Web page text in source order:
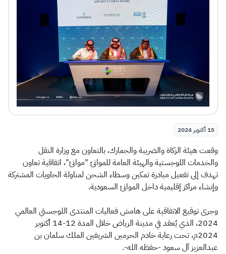
15 أكتوبر 2024
​وقعت هيئة الزكاة والضريبة والجمارك، بالتعاون مع وزارة النقل
والخدمات اللوجستية والهيئة العامة للموانئ "موانئ"، اتفاقية تعاون
تهدف إلى تفعيل مبادرة تمكين وسطاء الشحن لمناولة الحاويات المشتركة
وإنشاء مراكز إقليمية داخل الموانئ السعودية.
وجرى توقيع الاتفاقية على هامش فعاليات المنتدى اللوجستي العالمي
2024، الذي يُعقد في مدينة الرياض خلال المدة 12-14 أكتوبر
2024م، تحت رعاية خادم الحرمين الشريفين الملك سلمان بن
عبدالعزيز آل سعود -حفظه الله-.